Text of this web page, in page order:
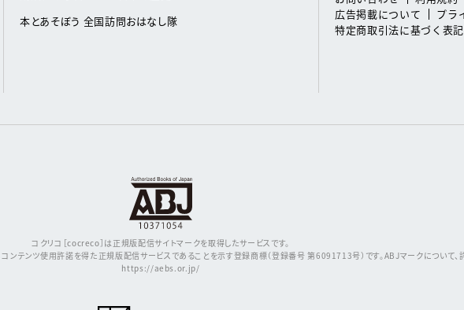
本とあそぼう 全国訪問おはなし隊
広告掲載について
プラ
特定商取引法に基づく表記
コクリコ［cocreco］は正規版配信サイトマークを取得したサービスです。
テンツ使用許諾を得た正規版配信サービスであることを示す登録商標（登録番号 第6091713号）です。ABJマークについて、詳
https://aebs.or.jp/